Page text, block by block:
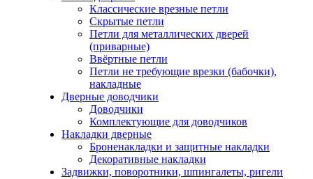
Классические врезные петли
Скрытые петли
Петли для металлических дверей
(приварные)
Ввёртные петли
Петли не требующие врезки (бабочки),
накладные
Дверные доводчики
Доводчики
Комплектующие для доводчиков
Накладки дверные
Броненакладки и защитные накладки
Декоративные накладки
Задвижки, поворотники, шпингалеты, ригели